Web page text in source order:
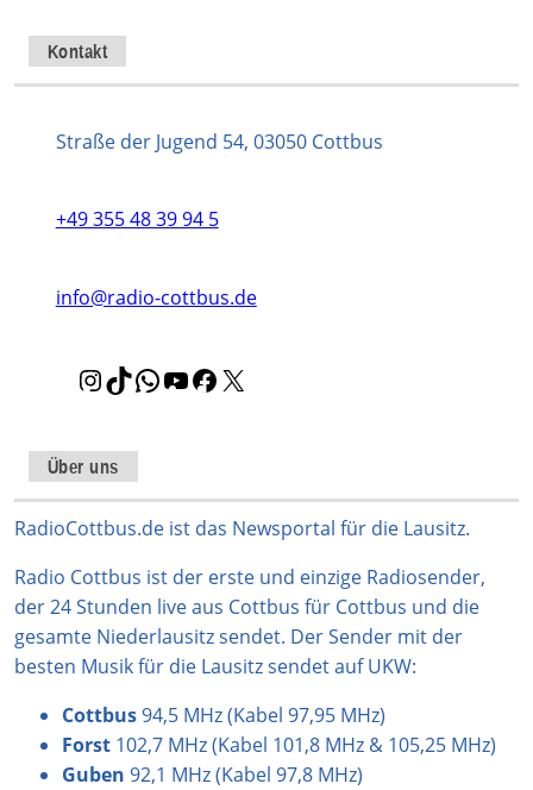
Kontakt
Straße der Jugend 54, 03050 Cottbus
+49 355 48 39 94 5
info@radio-cottbus.de
I
t
a
g
a
m
T
o
k
W
s
A
p
Y
u
b
F
b
o
k
Über uns
RadioCottbus.de ist das Newsportal für die Lausitz.
Radio Cottbus ist der erste und einzige Radiosender,
der 24 Stunden live aus Cottbus für Cottbus und die
gesamte Niederlausitz sendet. Der Sender mit der
besten Musik für die Lausitz sendet auf UKW:
Cottbus94,5 MHz (Kabel 97,95 MHz)
Forst 102,7 MHz (Kabel 101,8 MHz & 105,25 MHz)
Guben 92,1 MHz (Kabel 97,8 MHz)